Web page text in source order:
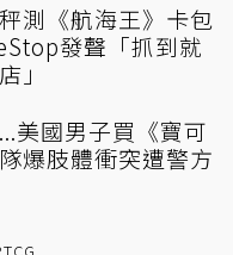
測《航海王》卡包
發聲「抓到就
」
美國男子買《寶可
爆肢體衝突遭警方